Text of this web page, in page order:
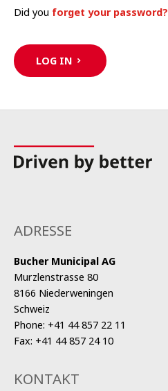
Did you forget your password?
LOG IN
ADRESSE
Bucher Municipal AG
Murzlenstrasse 80
8166 Niederweningen
Schweiz
Phone: +41 44 857 22 11
Fax: +41 44 857 24 10
KONTAKT